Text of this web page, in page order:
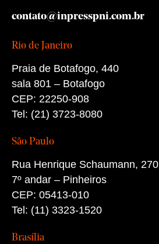
contato@inpresspni.com.br
Rio de Janeiro
Praia de Botafogo, 440
sala 801 – Botafogo
CEP: 22250-908
Tel: (21) 3723-8080
São Paulo
Rua Henrique Schaumann, 270
7º andar – Pinheiros
CEP: 05413-010
Tel: (11) 3323-1520
Brasília